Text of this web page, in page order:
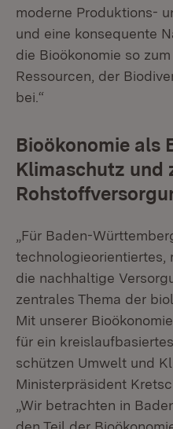
moderne Produktions-
und eine konsequente
die Bioökonomie so
Ressourcen, der
bei.“
Bioökonomie als
Klimaschutz und
„Für Baden-
technologieorientiertes,
die nachhaltige
zentrales Thema der
Mit unserer
für ein
schützen Umwelt und
Ministerpräsident
„Wir betrachten in